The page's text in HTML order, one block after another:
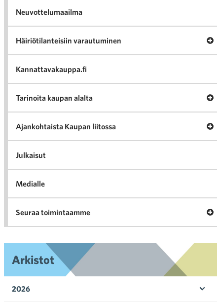
Neuvottelumaailma
Häiriötilanteisiin varautuminen
Kannattavakauppa.fi
Tarinoita kaupan alalta
Ajankohtaista Kaupan liitossa
Julkaisut
Medialle
Seuraa toimintaamme
Arkistot
2026